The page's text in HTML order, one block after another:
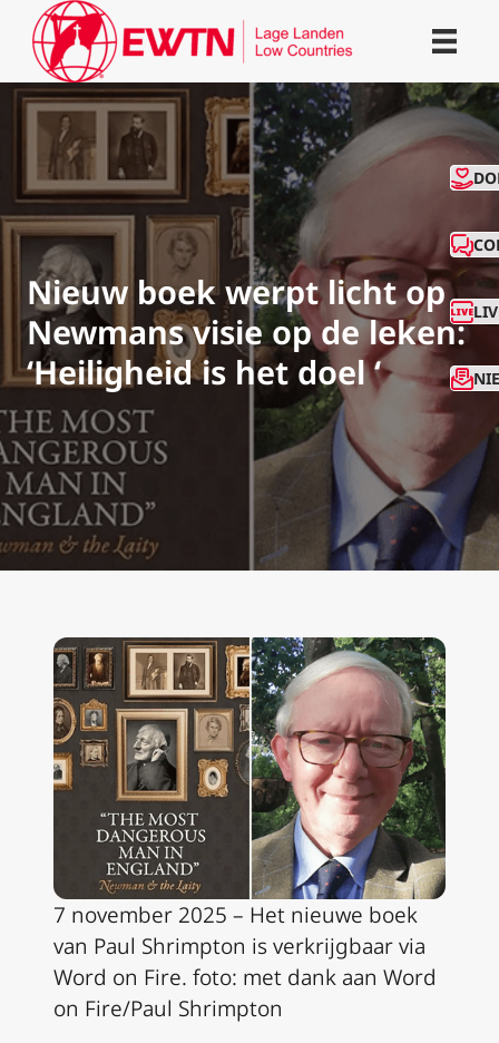
Nieuw boek werpt licht op
Newmans visie op de leken:
‘Heiligheid is het doel ‘
7 november 2025 – Het nieuwe boek
van Paul Shrimpton is verkrijgbaar via
Word on Fire. foto: met dank aan Word
on Fire/Paul Shrimpton